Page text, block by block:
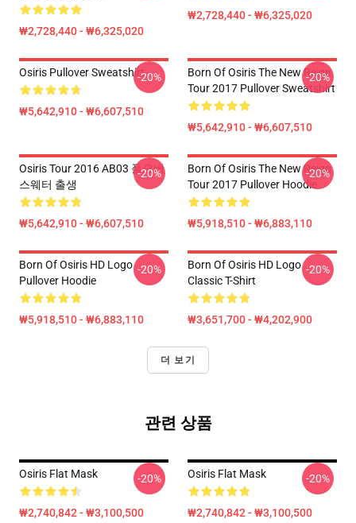
₩2,728,440 - ₩6,325,020
₩2,728,440 - ₩6,325,020
Osiris Pullover Sweatshirt
₩5,642,910 - ₩6,607,510
-20%
Born Of Osiris The New Reign
Tour 2017 Pullover Sweatshirt
₩5,642,910 - ₩6,607,510
-20%
Osiris Tour 2016 AB03 풀오버
스웨터 출생
₩5,642,910 - ₩6,607,510
-20%
Born Of Osiris The New Reign
Tour 2017 Pullover Hoodie
₩5,918,510 - ₩6,883,110
-20%
Born Of Osiris HD Logo
Pullover Hoodie
₩5,918,510 - ₩6,883,110
-20%
Born Of Osiris HD Logo
Classic T-Shirt
₩3,651,700 - ₩4,202,900
-20%
더 보기
관련 상품
Osiris Flat Mask
₩2,740,842 - ₩3,100,500
-20% Osiris Flat Mask
₩2,740,842 - ₩3,100,500
-20%